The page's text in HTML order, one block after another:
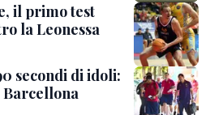
il primo test
la Leonessa
secondi di idoli: